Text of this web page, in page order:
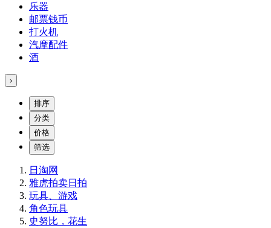
乐器
邮票钱币
打火机
汽摩配件
酒
›
排序
分类
价格
筛选
日淘网
雅虎拍卖日拍
玩具、游戏
角色玩具
史努比，花生